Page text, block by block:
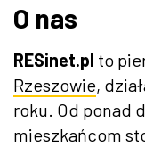
INWESTYCJE
IMPREZY
ROZRYWKA
O nas
RESinet.pl to
Rzeszowie,
roku. Od ponad
mieszkańcom